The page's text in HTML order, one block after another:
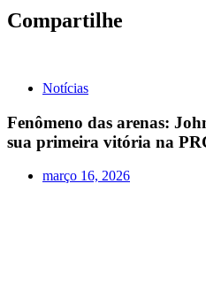
Compartilhe
Notícias
Fenômeno das arenas:
sua primeira vitória na
março 16, 2026